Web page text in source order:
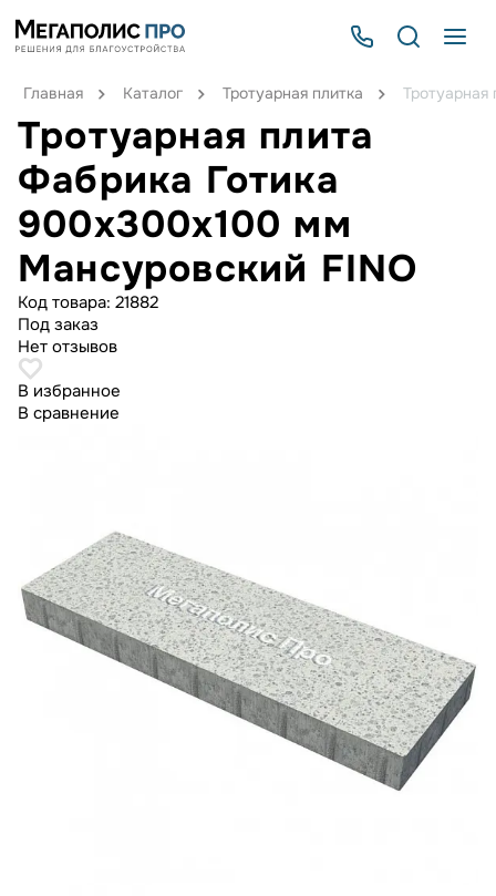
Главная Каталог Тротуарная плитка
Тротуарная плита
Фабрика Готика
900х300х100 мм
Мансуровский FINO
Код товара: 21882
Под заказ
Нет отзывов
В избранное
В сравнение